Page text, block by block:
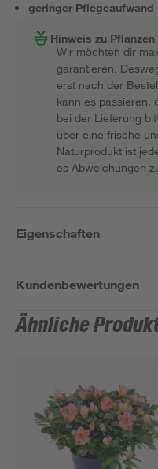
geringer Pflegeaufwand
Hinweis zu Pflanzen
Wir möchten dir
garantieren.
erst nach der
kann es passieren,
bei der Lieferung
über eine frische
Naturprodukt ist
es Abweichungen
Eigenschaften
Kundenbewertungen
Ähnliche